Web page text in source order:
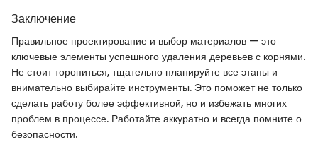
Заключение
Правильное проектирование и выбор материалов — это
ключевые элементы успешного удаления деревьев с корнями.
Не стоит торопиться, тщательно планируйте все этапы и
внимательно выбирайте инструменты. Это поможет не только
сделать работу более эффективной, но и избежать многих
проблем в процессе. Работайте аккуратно и всегда помните о
безопасности.